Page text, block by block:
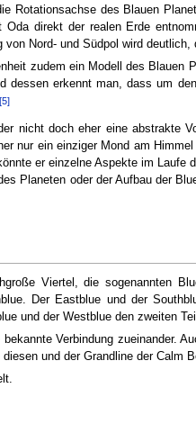
Rotationsachse des Blauen
direkt der realen Erde
Nord- und Südpol wird
zudem ein Modell des Blauen
dessen erkennt man, dass um
[5]
nicht doch eher eine abstrakte
nur ein einziger Mond am
er einzelne Aspekte im Laufe
Planeten oder der Aufbau der
Viertel, die sogenannten
Der Eastblue und der
und der Westblue den zweiten
Verbindung zueinander.
und der Grandline der Calm